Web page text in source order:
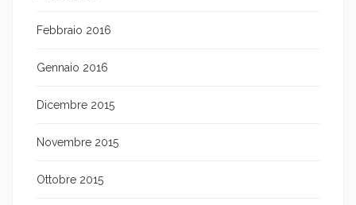
Febbraio 2016
Gennaio 2016
Dicembre 2015
Novembre 2015
Ottobre 2015